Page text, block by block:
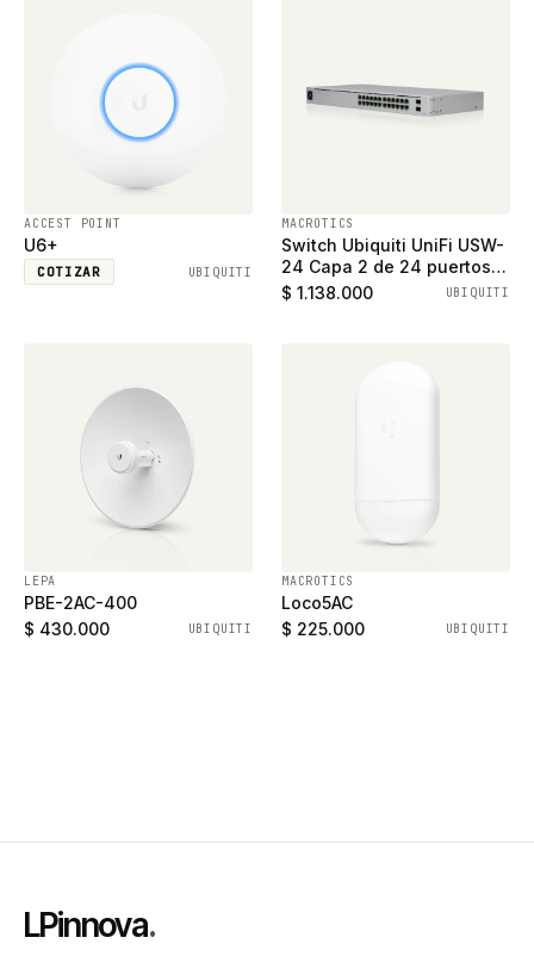
ACCEST POINT
U6+
COTIZAR UBIQUITI
MACROTICS
Switch Ubiquiti UniFi USW-
24 Capa 2 de 24 puertos
ethernet gigabit y 2
$ 1.138.000 UBIQUITI
LEPA
PBE-2AC-400
$ 430.000
UBIQUITI
MACROTICS
Loco5AC
$ 225.000
UBIQUITI
LPinnova.